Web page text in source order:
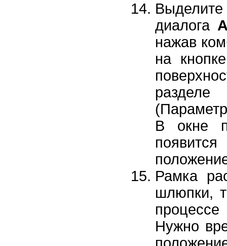
диалога
нажав
на
разделе
В окне
Рамка
шлюпки,
Нужно